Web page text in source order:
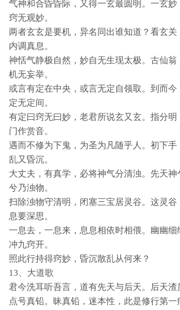
气神和合昏昏际，又得一玄最圆明。一玄
窍无观妙。
两者玄玄是要机，异名同出谁知道？看玄
内调真息。
神恬气静极自然，妙自无生现太极。古仙
机无妄举。
或言有定在中央，或言无定自领取。到而
定无定间。
有定曰窍无曰妙，老君所说玄又玄。指分
门作赏音。
遇而不修为下鬼，为圣为凡随乎人。初下手
乱又昏沉。
大丈夫，有真学，必将神气分清浊。先天神
兮乃浊物。
扫除浊物守清明，闭塞三宝居灵谷。这灵谷
息要深思。
一息去，一息来，息息相依时相偎。幽幽细
冲九窍开。
照此行持得窍妙，昏沉散乱从何来？
13、大道歌
君今洗耳听吾言，道有先天与后天。后天渣
点号真铅。昧真铅，迷本性，此是修行第一